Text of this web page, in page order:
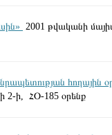
2001 թվականի
հողային
2-ի, ՀՕ-185 օրենք